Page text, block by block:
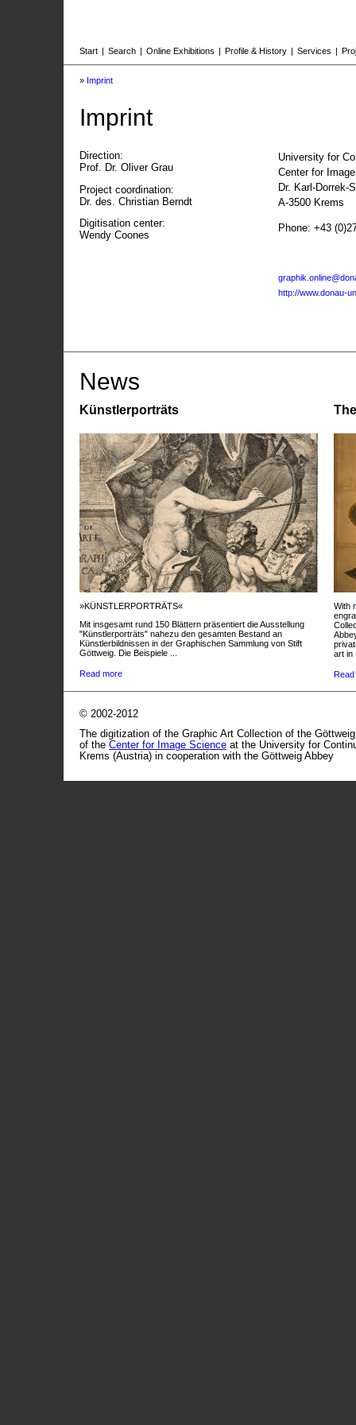
Start | Search | Online Exhibitions | Profile & History | Services |
» Imprint
Imprint
Direction:
Prof. Dr. Oliver Grau
Project coordination:
Dr. des. Christian Berndt
Digitisation center:
Wendy Coones
University for
Center for
Dr. Karl-Dorrek-
A-3500 Krems
Phone: +43
http://www.donau-
News
Künstlerporträts
»KÜNSTLERPORTRÄTS«
Mit insgesamt rund 150 Blättern präsentiert die Ausstellung
"Künstlerporträts" nahezu den gesamten Bestand an
Künstlerbildnissen in der Graphischen Sammlung von Stift
Göttweig. Die Beispiele ...
Read more
With
art in
© 2002-2012
The digitization of the Graphic Art Collection of the
of the Center for Image Science at the University for
Krems (Austria) in cooperation with the Göttweig Abbey